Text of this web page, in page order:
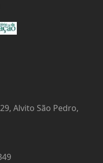
Alvito São Pedro,